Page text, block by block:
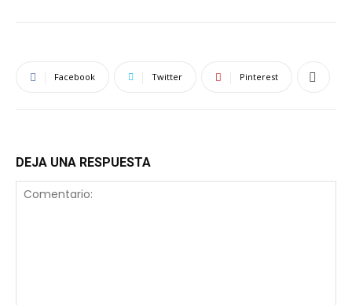
Facebook Twitter Pinterest
DEJA UNA RESPUESTA